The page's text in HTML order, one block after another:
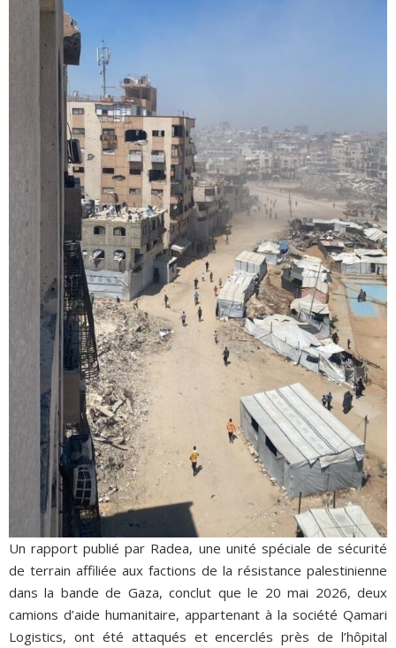
Un rapport publié par Radea, une unité spéciale de sécurité
de terrain affiliée aux factions de la résistance palestinienne
dans la bande de Gaza, conclut que le 20 mai 2026, deux
camions d’aide humanitaire, appartenant à la société Qamari
Logistics, ont été attaqués et encerclés près de l’hôpital